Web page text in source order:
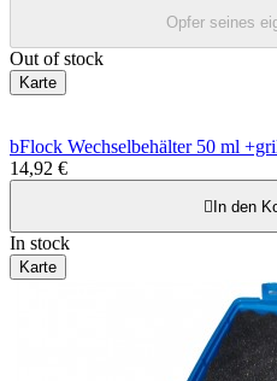
Opfer seines
Out of stock
Karte
bFlock Wechselbehälter 50 ml
14,92 €
 In den
In stock
Karte